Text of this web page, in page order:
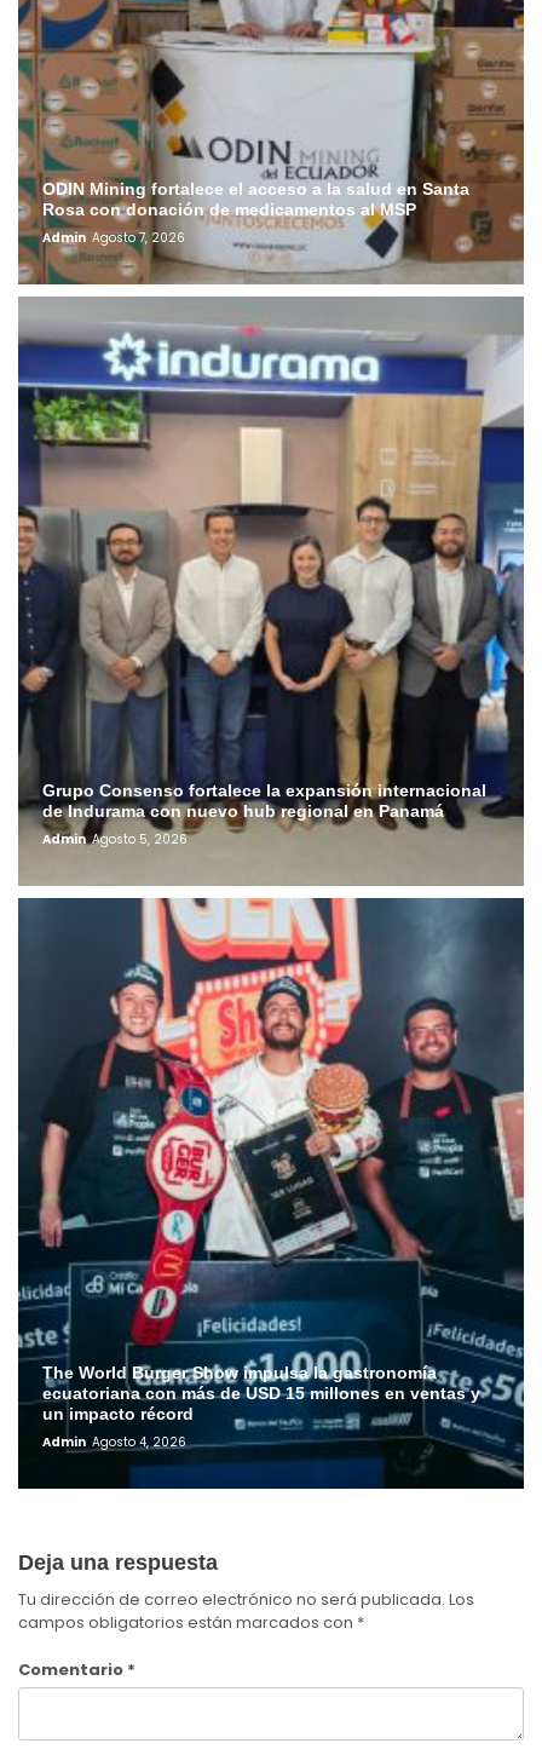
ODIN Mining fortalece el acceso a la salud en Santa
Rosa con donación de medicamentos al MSP
Admin Agosto 7, 2026
Grupo Consenso fortalece la expansión internacional
de Indurama con nuevo hub regional en Panamá
Admin Agosto 5, 2026
The World Burger Show impulsa la gastronomía
ecuatoriana con más de USD 15 millones en ventas y
un impacto récord
Admin Agosto 4, 2026
Deja una respuesta
Tu dirección de correo electrónico no será publicada. Los
campos obligatorios están marcados con *
Comentario *